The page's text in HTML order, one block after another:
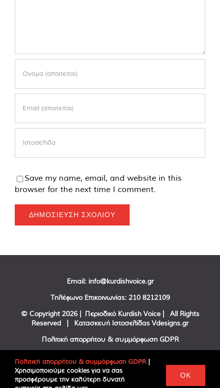
Save my name, email, and website in this
browser for the next time I comment.
Email: info@kurdishvoice.gr
Τηλέφωνο Επικοινωνίας: 210 8212109
© Copyright 2026 | Περιοδικό Kurdish Voice | All Rights
Reserved | Κατασκευή Ιστοσελίδας Vdesigns.gr
Πολιτική απορρήτου & συμμόρφωση GDPR
FacebookTwitter
Πολιτική απορρήτου & συμμόρφωση GDPR |
Χρησιμοποιούμε cookies για να σας
προσφέρουμε την καλύτερη δυνατή
OK